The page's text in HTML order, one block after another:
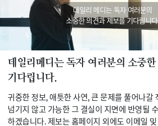
데일리 메디는 독자 여러분의
소중한 의견과 제보를 기다립니
데일리메디는 독자 여러분의 소중
기다립니다.
귀중한 정보, 애틋한 사연, 큰 문제를 풀어나갈
넘기지 않고 가능한 그 결실이 지면에 반영될
하겠습니다. 제보는 홈페이지 외에도 이메일